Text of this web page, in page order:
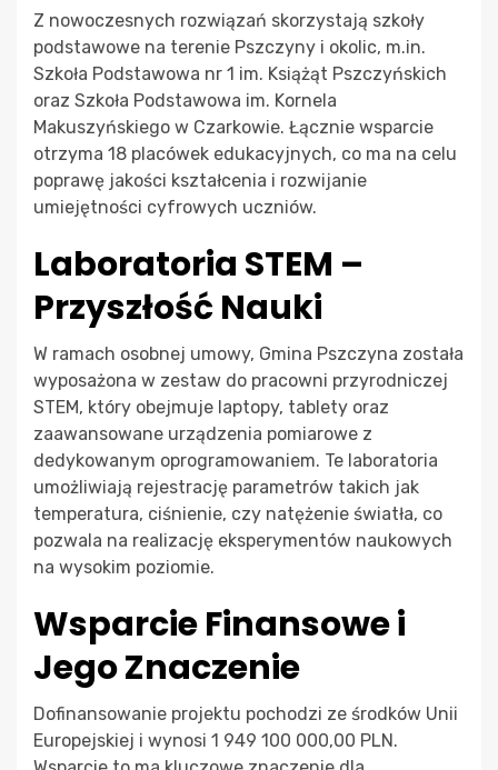
Z nowoczesnych rozwiązań skorzystają szkoły
podstawowe na terenie Pszczyny i okolic, m.in.
Szkoła Podstawowa nr 1 im. Książąt Pszczyńskich
oraz Szkoła Podstawowa im. Kornela
Makuszyńskiego w Czarkowie. Łącznie wsparcie
otrzyma 18 placówek edukacyjnych, co ma na celu
poprawę jakości kształcenia i rozwijanie
umiejętności cyfrowych uczniów.
Laboratoria STEM –
Przyszłość Nauki
W ramach osobnej umowy, Gmina Pszczyna została
wyposażona w zestaw do pracowni przyrodniczej
STEM, który obejmuje laptopy, tablety oraz
zaawansowane urządzenia pomiarowe z
dedykowanym oprogramowaniem. Te laboratoria
umożliwiają rejestrację parametrów takich jak
temperatura, ciśnienie, czy natężenie światła, co
pozwala na realizację eksperymentów naukowych
na wysokim poziomie.
Wsparcie Finansowe i
Jego Znaczenie
Dofinansowanie projektu pochodzi ze środków Unii
Europejskiej i wynosi 1 949 100 000,00 PLN.